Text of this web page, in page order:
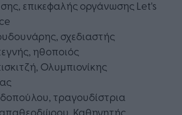
επικεφαλής οργάνωσης Let's
σχεδιαστής
ηθοποιός
Ολυμπιονίκης
τραγουδίστρια
Καθηγητής